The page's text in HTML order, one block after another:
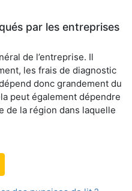
par les entreprises
de l’entreprise. Il
les frais de diagnostic
donc grandement du
peut également dépendre
de la région dans laquelle